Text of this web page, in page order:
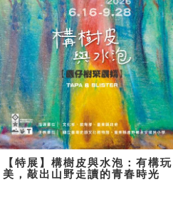
【特展】構樹皮與水泡：有構玩
美，敲出山野走讀的青春時光